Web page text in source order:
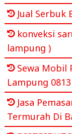
Jual Serbuk
konveksi
lampung )
Sewa Mobil
Lampung
Jasa
Termurah Di